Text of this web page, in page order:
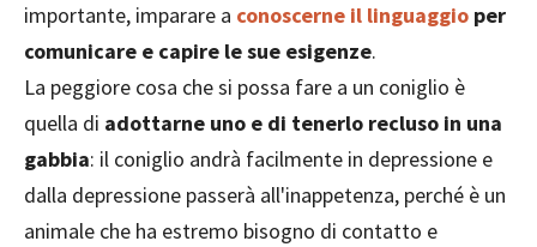
importante, imparare a conoscerne il linguaggio per
comunicare e capire le sue esigenze.
La peggiore cosa che si possa fare a un coniglio è
quella di adottarne uno e di tenerlo recluso in una
gabbia: il coniglio andrà facilmente in depressione e
dalla depressione passerà all'inappetenza, perché è un
animale che ha estremo bisogno di contatto e